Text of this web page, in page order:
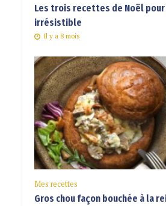
Les trois recettes de Noël
irrésistible
Il y a 8 mois
Mes recettes
Gros chou façon bouchée à la